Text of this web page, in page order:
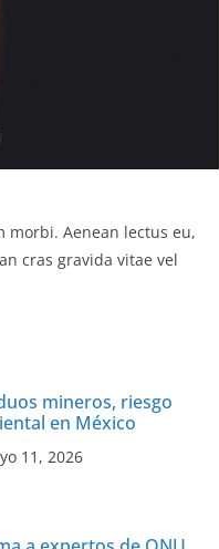
morbi. Aenean lectus eu,
cras gravida vitae vel
mineros, riesgo
en México
11, 2026